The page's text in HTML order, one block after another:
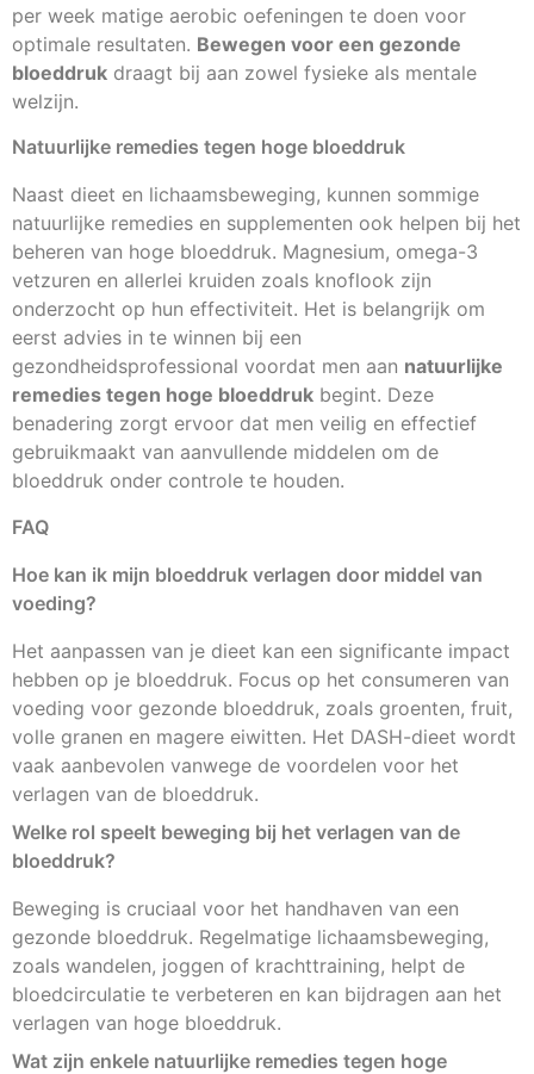
per week matige aerobic oefeningen te doen voor
optimale resultaten. Bewegen voor een gezonde
bloeddruk draagt bij aan zowel fysieke als mentale
welzijn.
Natuurlijke remedies tegen hoge bloeddruk
Naast dieet en lichaamsbeweging, kunnen sommige
natuurlijke remedies en supplementen ook helpen bij het
beheren van hoge bloeddruk. Magnesium, omega-3
vetzuren en allerlei kruiden zoals knoflook zijn
onderzocht op hun effectiviteit. Het is belangrijk om
eerst advies in te winnen bij een
gezondheidsprofessional voordat men aan natuurlijke
remedies tegen hoge bloeddruk begint. Deze
benadering zorgt ervoor dat men veilig en effectief
gebruikmaakt van aanvullende middelen om de
bloeddruk onder controle te houden.
FAQ
Hoe kan ik mijn bloeddruk verlagen door middel van
voeding?
Het aanpassen van je dieet kan een significante impact
hebben op je bloeddruk. Focus op het consumeren van
voeding voor gezonde bloeddruk, zoals groenten, fruit,
volle granen en magere eiwitten. Het DASH-dieet wordt
vaak aanbevolen vanwege de voordelen voor het
verlagen van de bloeddruk.
Welke rol speelt beweging bij het verlagen van de
bloeddruk?
Beweging is cruciaal voor het handhaven van een
gezonde bloeddruk. Regelmatige lichaamsbeweging,
zoals wandelen, joggen of krachttraining, helpt de
bloedcirculatie te verbeteren en kan bijdragen aan het
verlagen van hoge bloeddruk.
Wat zijn enkele natuurlijke remedies tegen hoge